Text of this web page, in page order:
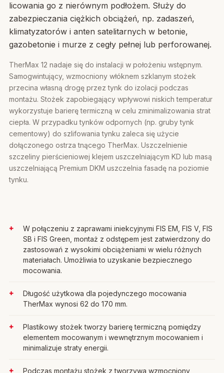
licowania go z nierównym podłożem. Służy do
zabezpieczania ciężkich obciążeń, np. zadaszeń,
klimatyzatorów i anten satelitarnych w betonie,
gazobetonie i murze z cegły pełnej lub perforowanej.
TherMax 12 nadaje się do instalacji w położeniu wstępnym.
Samogwintujący, wzmocniony włóknem szklanym stożek
przecina własną drogę przez tynk do izolacji podczas
montażu. Stożek zapobiegający wpływowi niskich temperatur
wykorzystuje barierę termiczną w celu zminimalizowania strat
ciepła. W przypadku tynków odpornych (np. gruby tynk
cementowy) do szlifowania tynku zaleca się użycie
dołączonego ostrza tnącego TherMax. Uszczelnienie
szczeliny pierścieniowej klejem uszczelniającym KD lub masą
uszczelniającą Premium DKM uszczelnia fasadę na poziomie
tynku.
W połączeniu z zaprawami iniekcyjnymi FIS EM, FIS V, FIS
SB i FIS Green, montaż z odstępem jest zatwierdzony do
zastosowań z wysokimi obciążeniami w wielu różnych
materiałach. Umożliwia to uzyskanie bezpiecznego
mocowania.
Długość użytkowa dla pojedynczego mocowania
TherMax wynosi 62 do 170 mm.
Plastikowy stożek tworzy barierę termiczną pomiędzy
elementem mocowanym i wewnętrznym mocowaniem i
minimalizuje straty energii.
Podczas montażu stożek z tworzywa wzmocniony